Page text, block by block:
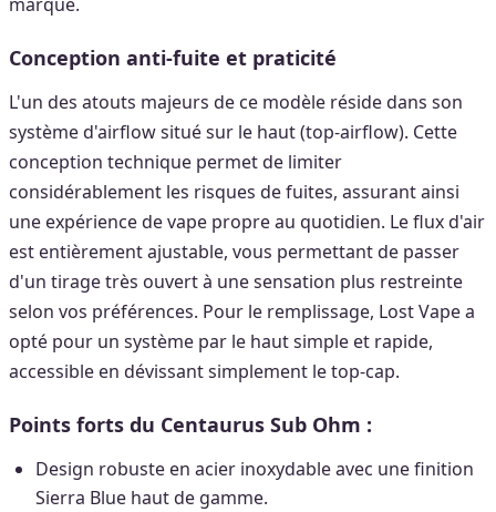
Conception anti-fuite et praticité
L'un des atouts majeurs de ce modèle réside dans son
système d'airflow situé sur le haut (top-airflow). Cette
conception technique permet de limiter
considérablement les risques de fuites, assurant ainsi
une expérience de vape propre au quotidien. Le flux d'air
est entièrement ajustable, vous permettant de passer
d'un tirage très ouvert à une sensation plus restreinte
selon vos préférences. Pour le remplissage, Lost Vape a
opté pour un système par le haut simple et rapide,
accessible en dévissant simplement le top-cap.
Points forts du Centaurus Sub Ohm :
Design robuste en acier inoxydable avec une finition
Sierra Blue haut de gamme.